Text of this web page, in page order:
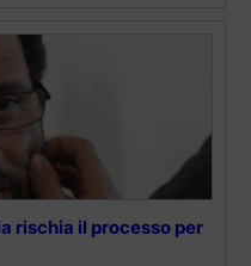
rischia il processo per